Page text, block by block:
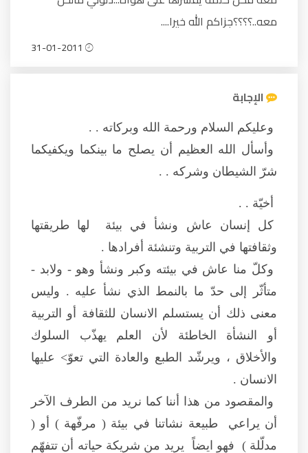
معه..؟؟؟؟جزاكم الله خيرا....
الإجابة
وعليكم السلام ورحمة الله وبركاته . .
وأسأل الله العظيم أن يصلح ما بينكما ويكفيكما
شرّ الشيطان وشركه . .
أخيّة . .
كل إنسان عاش ونشأ في بيئة لها طريقتها
وثقافتها في التربية وتنشئة أفرادها .
وكلّ منا عاش في بيئته وكبر ونشأ وهو - ولابد -
متأثّر إلى حدّ ما بالنمط الذي نشأ عليه . وليس
معنى ذلك أن يستسلم الانسان للثقافة أو التربية
أو النشأة الخاطئة لأن العلم يهذّب السلوك
والأخلاق ، ويرشّد الطبع والعادة التي تعوّ> عليها
الانسان .
والمقصود من هذا أننا كما نريد من الطرف الآخر
أن يراعي طبيعة نشاتنا في بيئة ( مرفّهة ) أو (
مدلّلة ) فهو ايضاً يريد من شريكة حياته أن تتفهّم